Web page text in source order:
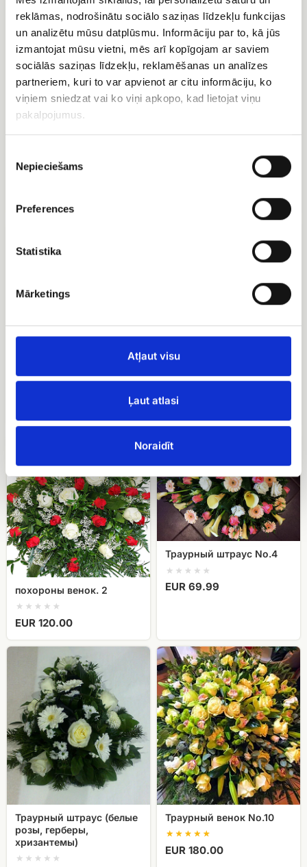
reklāmas, nodrošinātu sociālo saziņas līdzekļu funkcijas
un analizētu mūsu datplūsmu. Informāciju par to, kā jūs
izmantojat mūsu vietni, mēs arī kopīgojam ar saviem
sociālās saziņas līdzekļu, reklamēšanas un analīzes
partneriem, kuri to var apvienot ar citu informāciju, ko
viņiem sniedzat vai ko viņi apkopo, kad lietojat viņu
pakalpojumus.
izvēle
Nepieciešams
Preferences
Statistika
Mārketings
Atļaut visu
Ļaut atlasi
Noraidīt
Траурный венок
No.9
Траурный штраус No.9
№
Траурный венок № 6 Траурный венок No.3
похороны венок. 2
EUR 120.00
Траурный
штраус
No.4
Траурный штраус No.4
EUR 69.99
Траурный
розы,
герберы,
хризантемы)
Траурный штраус (белые
розы, герберы,
хризантемы)
Траурный
венок
No.10
Траурный венок No.10
EUR 180.00